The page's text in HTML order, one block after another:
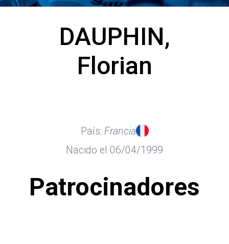
DAUPHIN,
Florian
País: Francia
Nacido el 06/04/1999
Patrocinadores